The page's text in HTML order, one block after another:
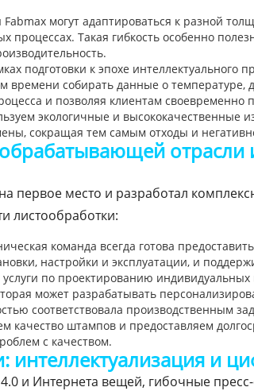
могут адаптироваться к разной
процессах. Такая гибкость особенно
подготовки к эпохе интеллектуального
времени собирать данные о температуре,
и позволяя клиентам своевременно
экологичные и высококачественные
сокращая тем самым отходы и
отрасли
первое место и разработал
листообработки:
команда всегда готова
настройки и эксплуатации, и
услуги по проектированию
может разрабатывать
соответствовала производственным
качество штампов и предоставляем
с качеством.
интеллектуализация и
и Интернета вещей, гибочные